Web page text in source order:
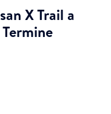
X Trail a